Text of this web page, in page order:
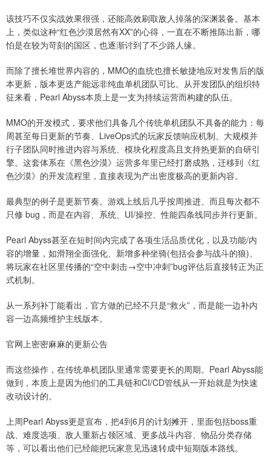
该技巧不仅实战效果很强，还能高效刷取敌人掉落的深渊装备。基本
上，类似这种“红色沙漠居然有XX”的心得，一直在不断推陈出新，哪
怕是在较为苛刻的国区，也逐渐讨到了不少路人缘。
而除了擅长堆世界内容的，MMO的血统也擅长敏捷地应对发售后的版
本更新，版本更迭产能远非纯血单机团队可比。从开发团队的组织特
征来看，Pearl Abyss本质上是一支为持续运营而构建的队伍。
MMO的开发模式，要求他们具备几个传统单机团队不具备的能力：每
周甚至每日更新的节奏、LiveOps式的玩家反馈响应机制、大规模并
行子团队同时推进内容与系统、模块化程度高且支持热更新的自研引
擎。这套体系在《黑色沙漠》运营多年里已经打磨成熟，迁移到《红
色沙漠》的开发流程里，直接表现为产出密度极高的更新内容。
最典型的例子是更新节奏。游戏上线后几乎按周推进、而且每次都不
只修 bug，而是在内容、系统、UI/操控、性能四条线同步并行更新。
Pearl Abyss甚至在短时间内完成了各项生活品质优化，以及功能/内
容的增量，如滑翔全面强化、新增多种坐骑(包括会参与战斗的狼)、
将玩家在社区里传播的“空中刺击→空中冲刺”bug评估后直接转正为正
式机制。
从一系列补丁能看出，官方做的已经不只是“救火”，而是能一边补内
容一边高频维护主线版本。
官网上密密麻麻的更新公告
而这些操作，在传统单机团队里通常需要更长的周期。Pearl Abyss能
做到，本质上是因为他们的工具链和CI/CD管线从一开始就是为快速
改动设计的。
上周Pearl Abyss更是宣布，把4到6月的计划摊开，里面包括boss重
战、难度选项、敌人重新占领区域、更多战斗内容、物品分类存储
等，可以看出他们已经能把玩家意见迅速转成中短期版本路线。